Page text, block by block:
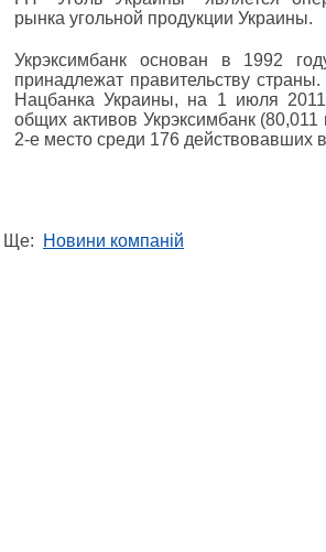
рынка угольной продукции Украины.
Укрэксимбанк основан в 1992
принадлежат правительству
Нацбанка Украины, на 1 июля
общих активов Укрэксимбанк
2-е место среди 176 действовавших
Ще: Новини компаній